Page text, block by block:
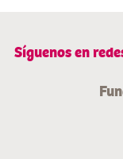
Síguenos en